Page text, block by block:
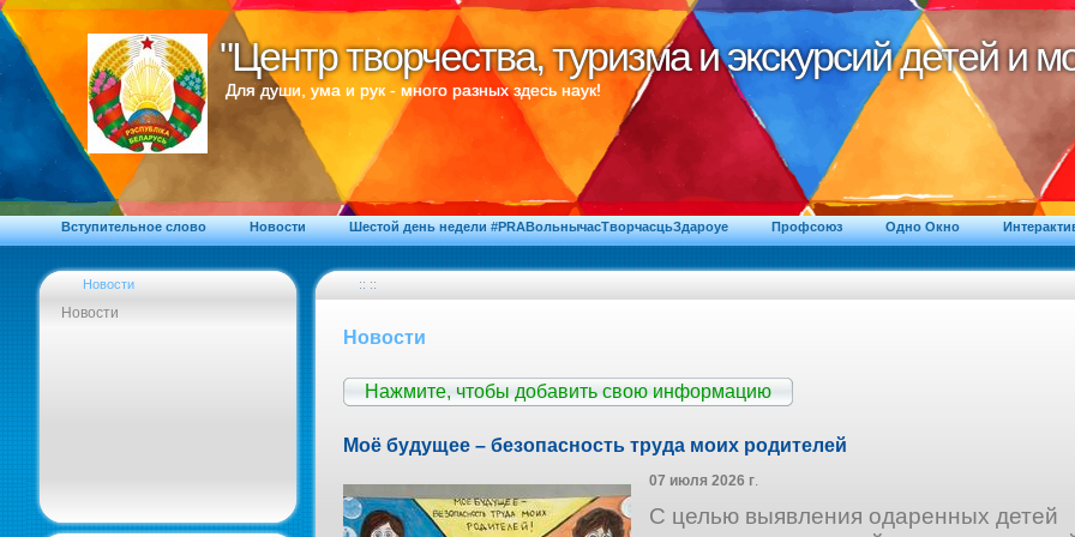
"Центр творчества, туризма и экскурсий детей и
"Центр творчества, туризма и экскурсий детей и
Для души, ума и рук - много разных здесь наук!
Вступительное слово Новости Шестой день недели #PRAВольнычасТворчасцьЗдароуе Профсоюз Одно Окно
Новости
Новости
:: ::
Новости
Нажмите, чтобы добавить свою информацию
Моё будущее – безопасность труда моих родителей
07 июля 2026 г.
С целью выявления одаренных детей